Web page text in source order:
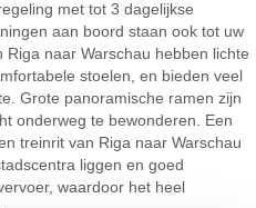
met tot 3 dagelijkse
aan boord staan ook tot uw
naar Warschau hebben lichte
stoelen, en bieden veel
Grote panoramische ramen zijn
onderweg te bewonderen. Een
treinrit van Riga naar Warschau
liggen en goed
waardoor het heel